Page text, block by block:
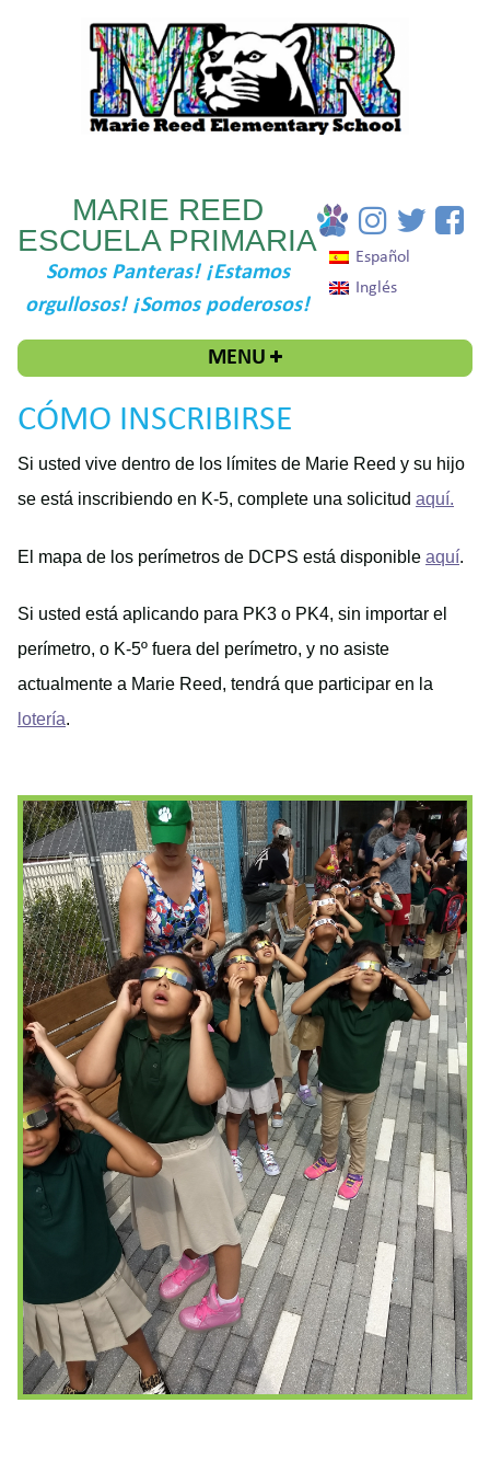
MARIE REED
ESCUELA PRIMARIA
Somos Panteras! ¡Estamos
orgullosos! ¡Somos poderosos!
Español
Inglés
MENU
CÓMO INSCRIBIRSE
Si usted vive dentro de los límites de Marie Reed y su hijo
se está inscribiendo en K-5, complete una solicitud aquí.
El mapa de los perímetros de DCPS está disponible aquí.
Si usted está aplicando para PK3 o PK4, sin importar el
perímetro, o K-5º fuera del perímetro, y no asiste
actualmente a Marie Reed, tendrá que participar en la
lotería.